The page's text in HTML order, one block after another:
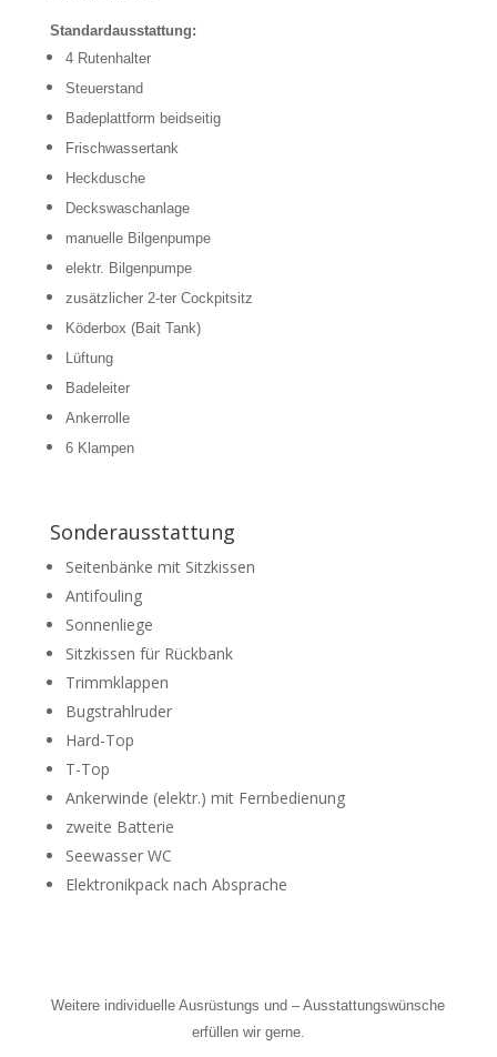
Standardausstattung:
4 Rutenhalter
Steuerstand
Badeplattform beidseitig
Frischwassertank
Heckdusche
Deckswaschanlage
manuelle Bilgenpumpe
elektr. Bilgenpumpe
zusätzlicher 2-ter Cockpitsitz
Köderbox (Bait Tank)
Lüftung
Badeleiter
Ankerrolle
6 Klampen
Sonderausstattung
Seitenbänke mit Sitzkissen
Antifouling
Sonnenliege
Sitzkissen für Rückbank
Trimmklappen
Bugstrahlruder
Hard-Top
T-Top
Ankerwinde (elektr.) mit Fernbedienung
zweite Batterie
Seewasser WC
Elektronikpack nach Absprache
Weitere individuelle Ausrüstungs und – Ausstattungswünsche
erfüllen wir gerne.